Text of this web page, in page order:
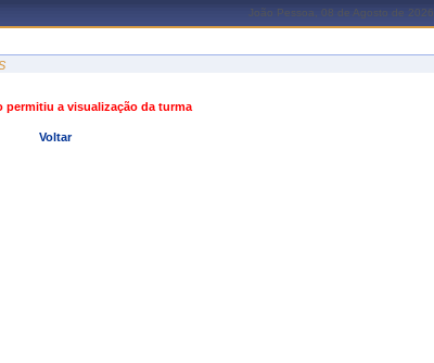
João Pessoa, 08 de Agosto de 2026
permitiu a visualização da turma
Voltar